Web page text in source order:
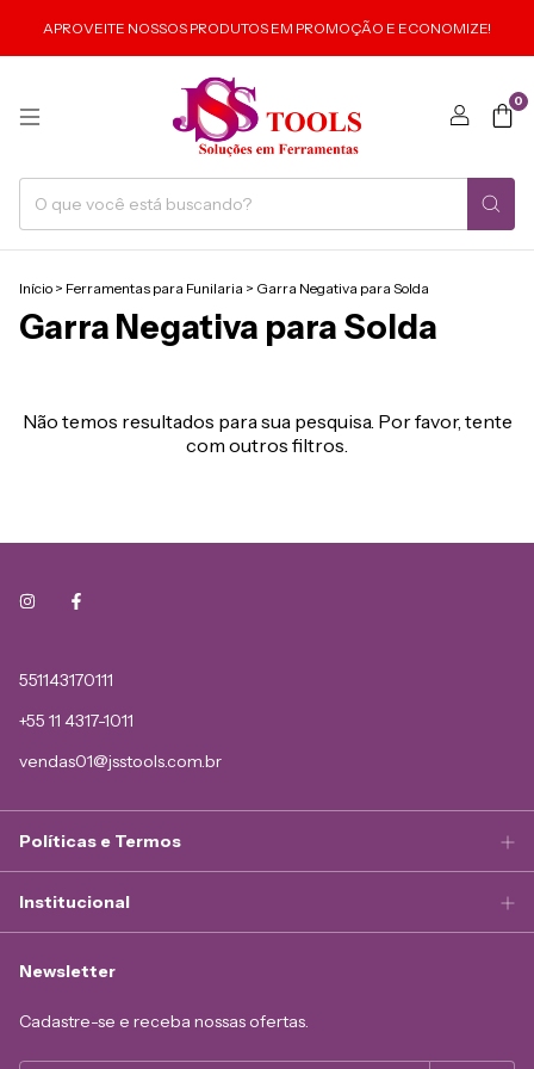
APROVEITE NOSSOS PRODUTOS EM PROMOÇÃO E ECONOMIZE!
0
Início > Ferramentas para Funilaria > Garra Negativa para Solda
Garra Negativa para Solda
Não temos resultados para sua pesquisa. Por favor, tente
com outros filtros.
551143170111
+55 11 4317-1011
vendas01@jsstools.com.br
Políticas e Termos
Institucional
Newsletter
Cadastre-se e receba nossas ofertas.